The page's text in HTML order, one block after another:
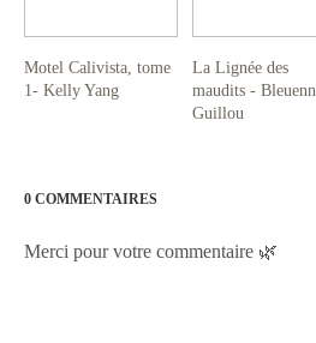
Motel Calivista, tome
1- Kelly Yang
La Lignée des
maudits - Bleuenn
Guillou
0 COMMENTAIRES
Merci pour votre commentaire 🌿